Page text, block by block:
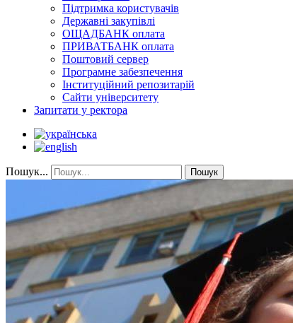
Підтримка користувачів
Державні закупівлі
ОЩАДБАНК оплата
ПРИВАТБАНК оплата
Поштовий сервер
Програмне забезпечення
Інституційний репозитарій
Сайти університету
Запитати у ректора
Пошук... Пошук